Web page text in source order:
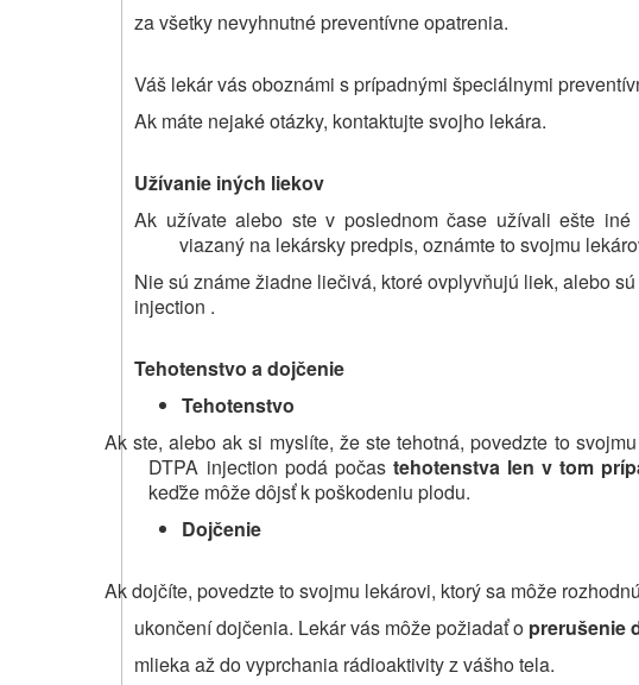
za všetky nevyhnutné preventívne opatrenia.
Váš lekár vás oboznámi s prípadnými špeciálnymi
Ak máte nejaké otázky, kontaktujte svojho lekára.
Užívanie iných liekov
Ak užívate alebo ste v poslednom čase užívali ešte
viazaný na lekársky predpis, oznámte to svojmu
Nie sú známe žiadne liečivá, ktoré ovplyvňujú liek, alebo
injection .
Tehotenstvo a dojčenie
Tehotenstvo
Ak ste, alebo ak si myslíte, že ste tehotná, povedzte to
DTPA injection podá počas tehotenstva len v tom
keďže môže dôjsť k poškodeniu plodu.
Dojčenie
Ak dojčíte, povedzte to svojmu lekárovi, ktorý sa môže
ukončení dojčenia. Lekár vás môže požiadať o prerušenie
mlieka až do vyprchania rádioaktivity z vášho tela.